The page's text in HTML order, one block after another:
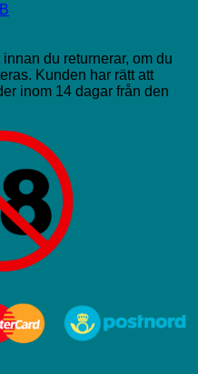
du returnerar, om du
Kunden har rätt att
inom 14 dagar från den